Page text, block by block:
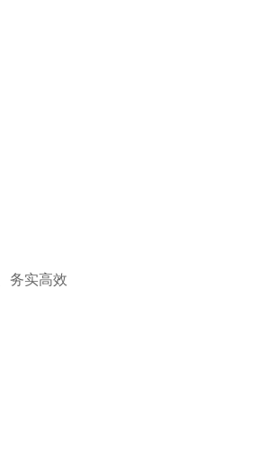
务实高效